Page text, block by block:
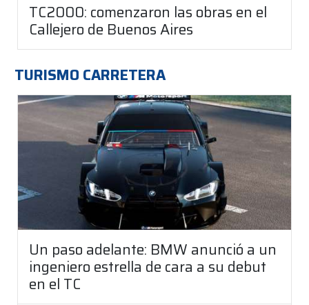
TC2000: comenzaron las obras en el
Callejero de Buenos Aires
TURISMO CARRETERA
Un paso adelante: BMW anunció a un
ingeniero estrella de cara a su debut
en el TC